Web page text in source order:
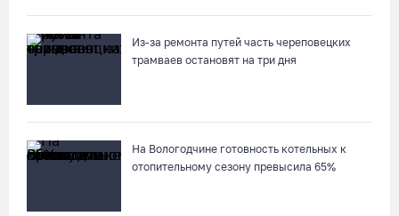
Из-за ремонта путей часть череповецких
трамваев остановят на три дня
На Вологодчине готовность котельных к
отопительному сезону превысила 65%